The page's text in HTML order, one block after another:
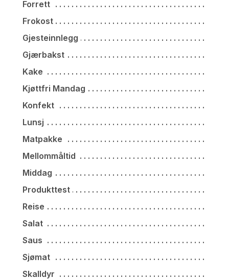
Forrett
Frokost
Gjesteinnlegg
Gjærbakst
Kake
Kjøttfri Mandag
Konfekt
Lunsj
Matpakke
Mellommåltid
Middag
Produkttest
Reise
Salat
Saus
Sjømat
Skalldyr